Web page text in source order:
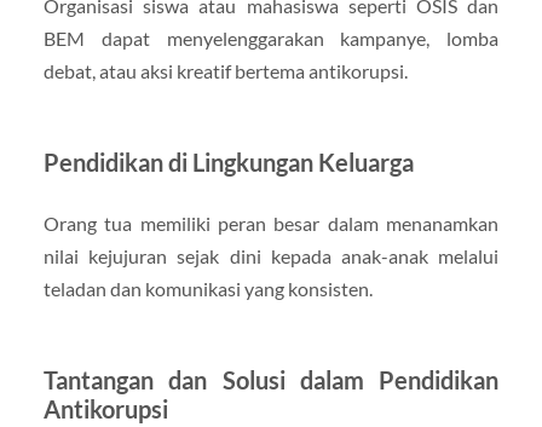
Organisasi siswa atau mahasiswa seperti OSIS dan
BEM dapat menyelenggarakan kampanye, lomba
debat, atau aksi kreatif bertema antikorupsi.
Pendidikan di Lingkungan Keluarga
Orang tua memiliki peran besar dalam menanamkan
nilai kejujuran sejak dini kepada anak-anak melalui
teladan dan komunikasi yang konsisten.
Tantangan dan Solusi dalam Pendidikan
Antikorupsi